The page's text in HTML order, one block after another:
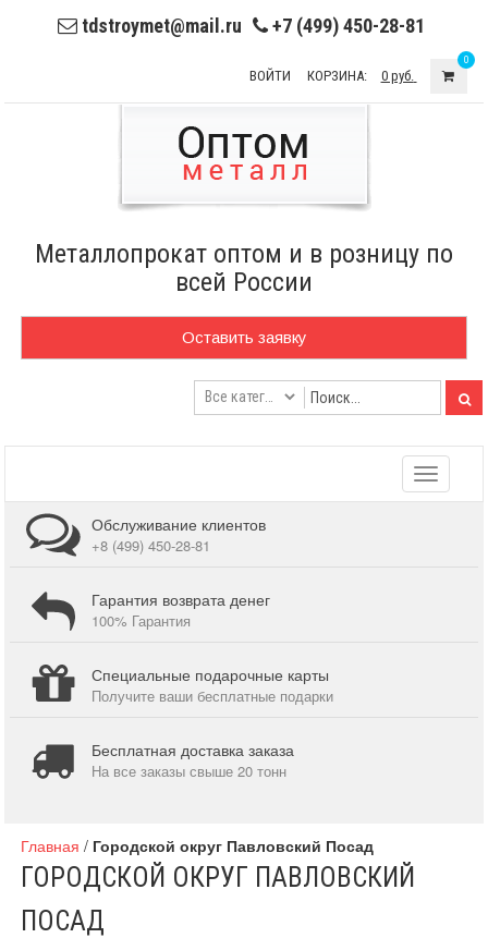
tdstroymet@mail.ru +7 (499) 450-28-81
ВОЙТИ КОРЗИНА: 0 руб.
0
Металлопрокат оптом и в розницу по
всей России
Оставить заявку
Toggle
Обслуживание клиентов
+8 (499) 450-28-81
Гарантия возврата денег
100% Гарантия
Специальные подарочные карты
Получите ваши бесплатные подарки
Бесплатная доставка заказа
На все заказы свыше 20 тонн
Главная / Городской округ Павловский Посад
ГОРОДСКОЙ ОКРУГ ПАВЛОВСКИЙ
ПОСАД